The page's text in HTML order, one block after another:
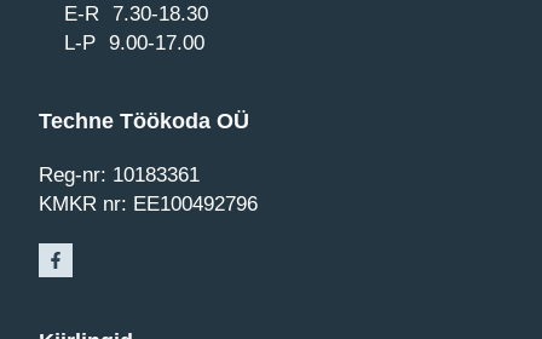
E-R 7.30-18.30
L-P 9.00-17.00
Techne Töökoda OÜ
Reg-nr: 10183361
KMKR nr: EE100492796